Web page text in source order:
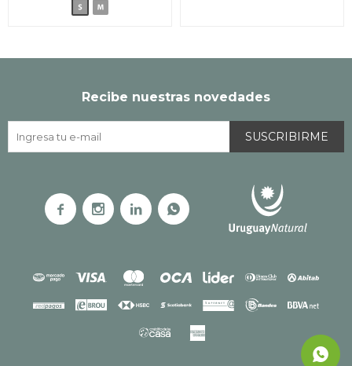
Recibe nuestras novedades
SUSCRIBIRME
   